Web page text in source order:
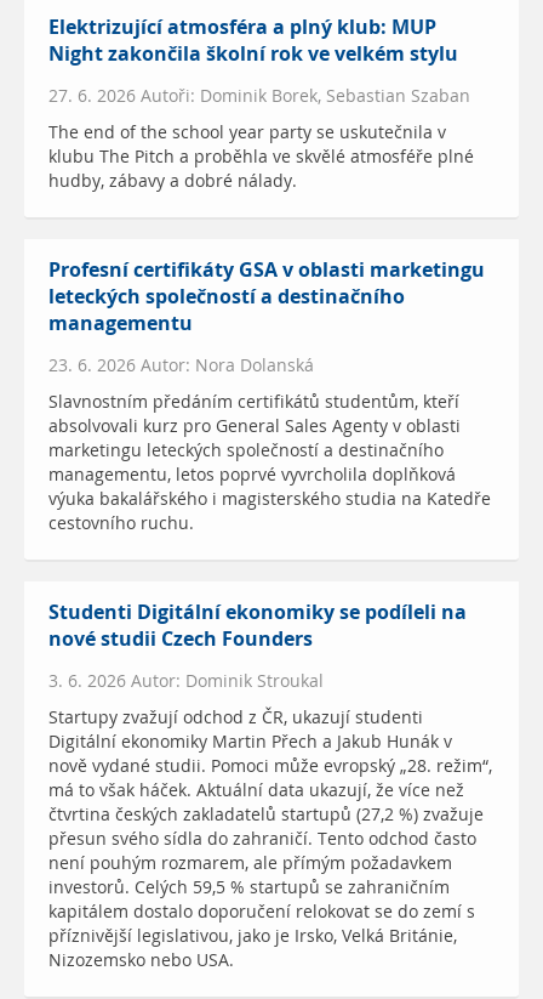
Elektrizující atmosféra a plný klub: MUP
Night zakončila školní rok ve velkém stylu
27. 6. 2026 Autoři: Dominik Borek, Sebastian Szaban
The end of the school year party se uskutečnila v
klubu The Pitch a proběhla ve skvělé atmosféře plné
hudby, zábavy a dobré nálady.
Profesní certifikáty GSA v oblasti marketingu
leteckých společností a destinačního
managementu
23. 6. 2026 Autor: Nora Dolanská
Slavnostním předáním certifikátů studentům, kteří
absolvovali kurz pro General Sales Agenty v oblasti
marketingu leteckých společností a destinačního
managementu, letos poprvé vyvrcholila doplňková
výuka bakalářského i magisterského studia na Katedře
cestovního ruchu.
Studenti Digitální ekonomiky se podíleli na
nové studii Czech Founders
3. 6. 2026 Autor: Dominik Stroukal
Startupy zvažují odchod z ČR, ukazují studenti
Digitální ekonomiky Martin Přech a Jakub Hunák v
nově vydané studii. Pomoci může evropský „28. režim“,
má to však háček. Aktuální data ukazují, že více než
čtvrtina českých zakladatelů startupů (27,2 %) zvažuje
přesun svého sídla do zahraničí. Tento odchod často
není pouhým rozmarem, ale přímým požadavkem
investorů. Celých 59,5 % startupů se zahraničním
kapitálem dostalo doporučení relokovat se do zemí s
příznivější legislativou, jako je Irsko, Velká Británie,
Nizozemsko nebo USA.